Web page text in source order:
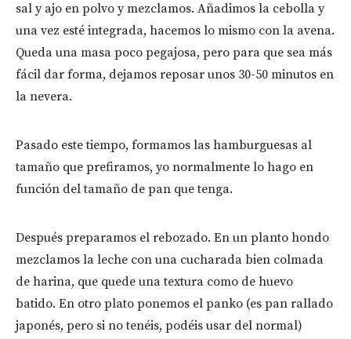
sal y ajo en polvo y mezclamos. Añadimos la cebolla y
una vez esté integrada, hacemos lo mismo con la avena.
Queda una masa poco pegajosa, pero para que sea más
fácil dar forma, dejamos reposar unos 30-50 minutos en
la nevera.
Pasado este tiempo, formamos las hamburguesas al
tamaño que prefiramos, yo normalmente lo hago en
función del tamaño de pan que tenga.
Después preparamos el rebozado. En un planto hondo
mezclamos la leche con una cucharada bien colmada
de harina, que quede una textura como de huevo
batido. En otro plato ponemos el panko (es pan rallado
japonés, pero si no tenéis, podéis usar del normal)